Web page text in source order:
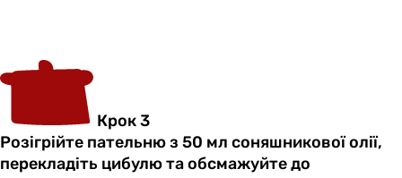
Крок 3
Розігрійте пательню з 50 мл соняшникової олії,
перекладіть цибулю та обсмажуйте до